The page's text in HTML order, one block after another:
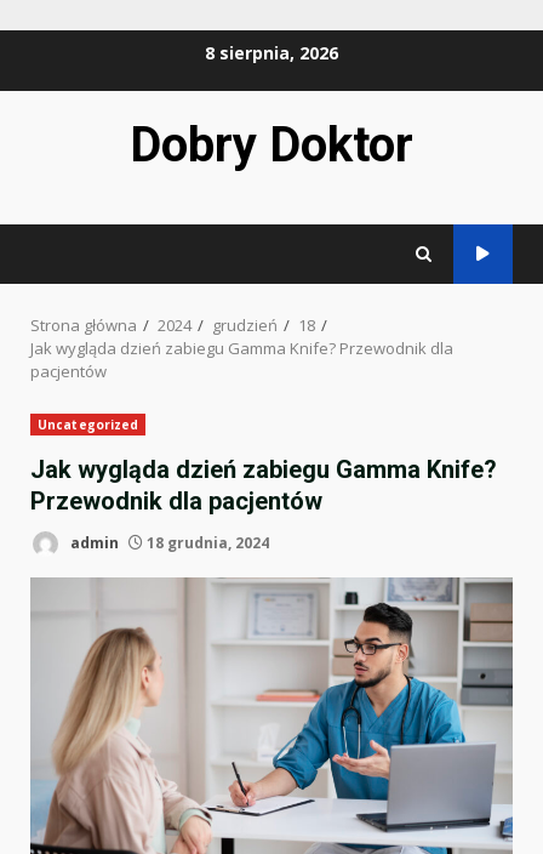
8 sierpnia, 2026
Dobry Doktor
Strona główna 2024 grudzień
18
Jak wygląda dzień zabiegu Gamma Knife? Przewodnik dla
pacjentów
Uncategorized
Jak wygląda dzień zabiegu Gamma Knife?
Przewodnik dla pacjentów
admin 18 grudnia, 2024